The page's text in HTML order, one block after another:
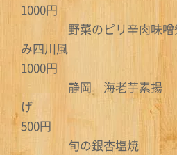
1000円
野菜のピリ辛肉味噌
み四川
1000円
静岡 海老芋素揚
500円
旬の銀杏塩焼